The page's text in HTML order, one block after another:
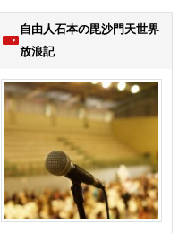
自由人石本の毘沙門天世界
放浪記